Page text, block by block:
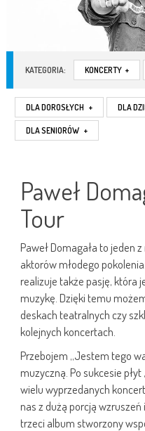
KATEGORIA: KONCERTY +
DLA DOROSŁYCH + DLA
DLA SENIORÓW +
Paweł
Tour
Paweł Domagała to jeden
aktorów młodego
realizuje także pasję, która
muzykę. Dzięki temu
deskach teatralnych czy
kolejnych koncertach.
Przebojem „Jestem tego
muzyczną. Po sukcesie płyt
wielu wyprzedanych
nas z dużą porcją wzruszeń
trzeci album stworzony